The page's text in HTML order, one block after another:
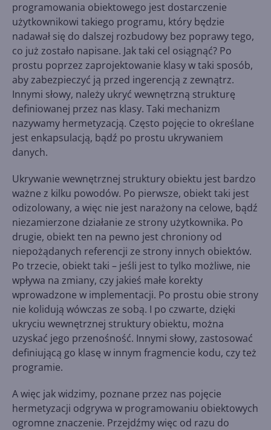
programowania obiektowego jest dostarczenie
użytkownikowi takiego programu, który będzie
nadawał się do dalszej rozbudowy bez poprawy tego,
co już zostało napisane. Jak taki cel osiągnąć? Po
prostu poprzez zaprojektowanie klasy w taki sposób,
aby zabezpieczyć ją przed ingerencją z zewnątrz.
Innymi słowy, należy ukryć wewnętrzną strukturę
definiowanej przez nas klasy. Taki mechanizm
nazywamy hermetyzacją. Często pojęcie to określane
jest enkapsulacją, bądź po prostu ukrywaniem
danych.
Ukrywanie wewnętrznej struktury obiektu jest bardzo
ważne z kilku powodów. Po pierwsze, obiekt taki jest
odizolowany, a więc nie jest narażony na celowe, bądź
niezamierzone działanie ze strony użytkownika. Po
drugie, obiekt ten na pewno jest chroniony od
niepożądanych referencji ze strony innych obiektów.
Po trzecie, obiekt taki – jeśli jest to tylko możliwe, nie
wpływa na zmiany, czy jakieś małe korekty
wprowadzone w implementacji. Po prostu obie strony
nie kolidują wówczas ze sobą. I po czwarte, dzięki
ukryciu wewnętrznej struktury obiektu, można
uzyskać jego przenośność. Innymi słowy, zastosować
definiującą go klasę w innym fragmencie kodu, czy też
programie.
A więc jak widzimy, poznane przez nas pojęcie
hermetyzacji odgrywa w programowaniu obiektowych
ogromne znaczenie. Przejdźmy więc od razu do